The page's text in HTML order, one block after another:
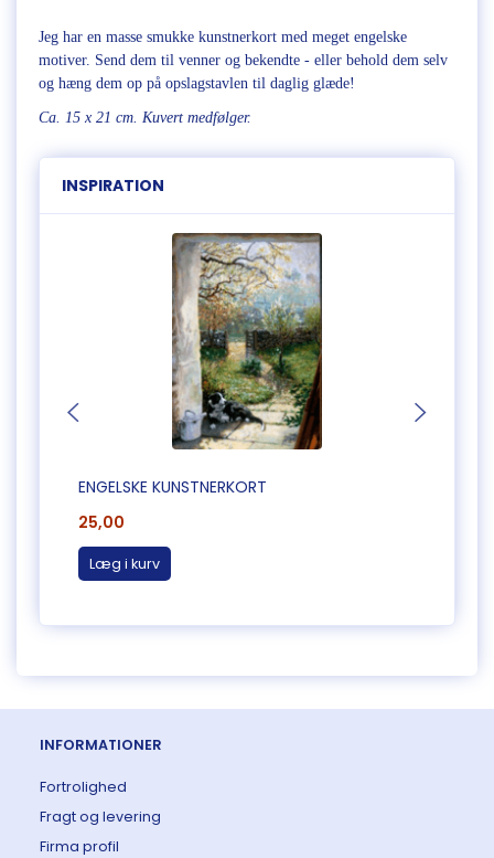
Jeg har en masse smukke kunstnerkort med meget engelske
motiver. Send dem til venner og bekendte - eller behold dem selv
og hæng dem op på opslagstavlen til daglig glæde!
Ca. 15 x 21 cm. Kuvert medfølger.
INSPIRATION
ENGELSKE KUNSTNERKORT
25,00
Læg i kurv
INFORMATIONER
Fortrolighed
Fragt og levering
Firma profil